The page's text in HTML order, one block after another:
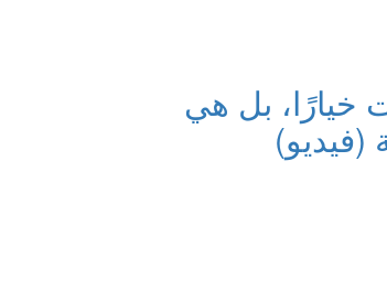
خيارًا، بل هي
(فيديو)